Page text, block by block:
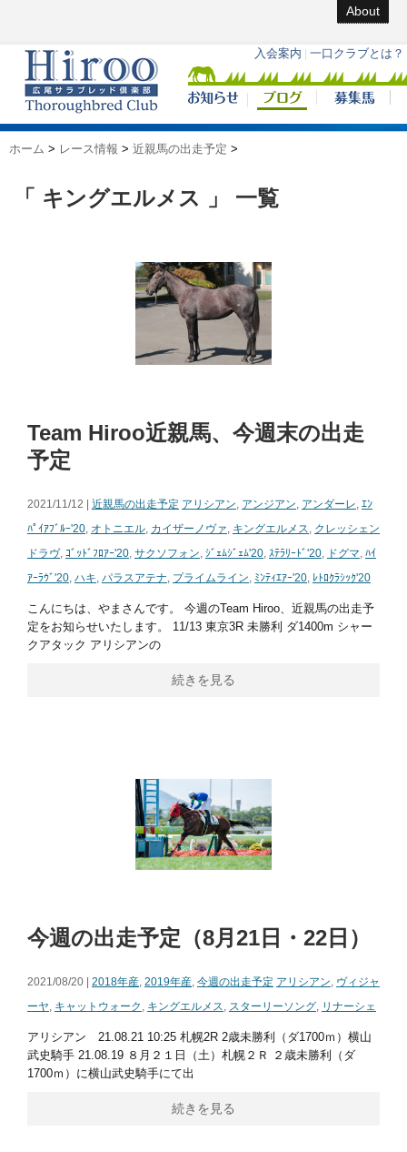
About
ホーム > レース情報 > 近親馬の出走予定 >
「 キングエルメス 」 一覧
Team Hiroo近親馬、今週末の出走
予定
2021/11/12 | 近親馬の出走予定 アリシアン アンジアン アンダーレ ｴﾝ
ﾊﾟｲｱﾌﾞﾙｰ'20 オトニエル カイザーノヴァ キングエルメス
クレッシェン
ドラヴ, ｺﾞｯﾄﾞﾌﾛｱｰ'20 サクソフォン ｼﾞｪﾑｼﾞｪﾑ'20 ｽﾃﾗﾘｰﾄﾞ'20 ドグマ ﾊｲ
ｱｰﾗｳﾞ'20 ハキ パラスアテナ プライムライン ﾐﾝﾃｨｴｱｰ'20 ﾚﾄﾛｸﾗｼｯｸ'20
こんにちは、やまさんです。 今週のTeam Hiroo、近親馬の出走予
定をお知らせいたします。 11/13 東京3R 未勝利 ダ1400m シャー
クアタック アリシアンの
続きを見る
今週の出走予定（8月21日・22日）
2021/08/20 | 2018年産 2019年産 今週の出走予定 アリシアン ヴィジャ
ーヤ キャットウォーク キングエルメス スターリーソング リナーシェ
アリシアン 21.08.21 10:25 札幌2R 2歳未勝利（ダ1700ｍ）横山
武史騎手 21.08.19 ８月２１日（土）札幌２Ｒ ２歳未勝利（ダ
1700ｍ）に横山武史騎手にて出
続きを見る